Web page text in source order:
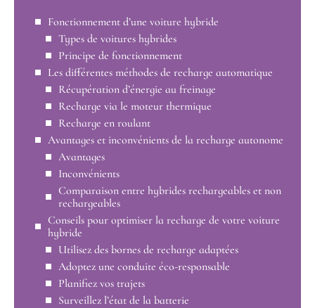
Fonctionnement d’une voiture hybride
Types de voitures hybrides
Principe de fonctionnement
Les différentes méthodes de recharge automatique
Récupération d’énergie au freinage
Recharge via le moteur thermique
Recharge en roulant
Avantages et inconvénients de la recharge autonome
Avantages
Inconvénients
Comparaison entre hybrides rechargeables et non
rechargeables
Conseils pour optimiser la recharge de votre voiture
hybride
Utilisez des bornes de recharge adaptées
Adoptez une conduite éco-responsable
Planifiez vos trajets
Surveillez l’état de la batterie